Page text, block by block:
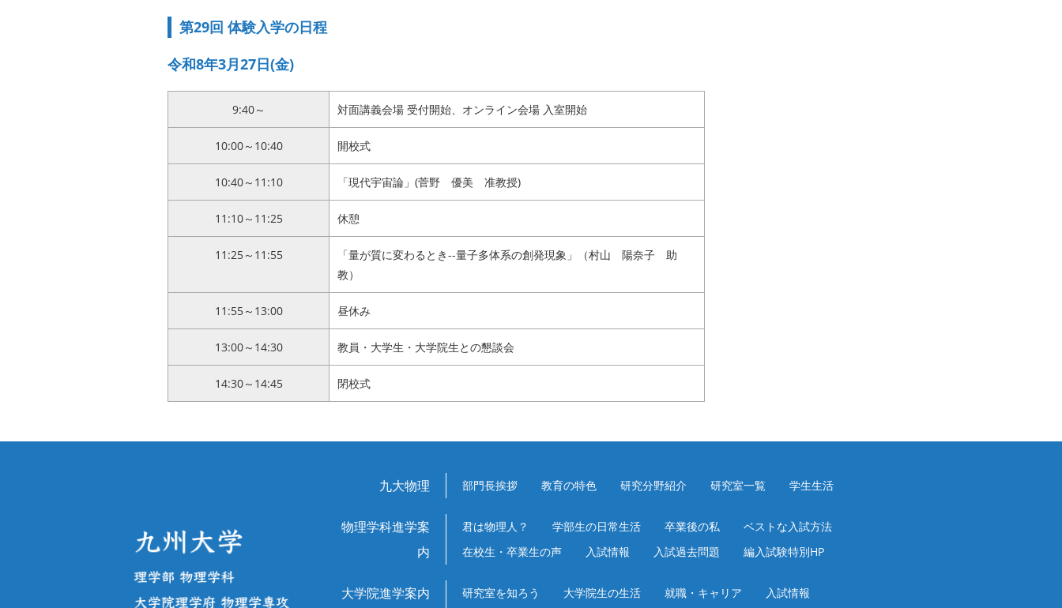
第29回 体験入学の日程
令和8年3月27日(金)
9:40～ 対面講義会場 受付開始、オンライン会場 入室開始
10:00～10:40 開校式
10:40～11:10 「現代宇宙論」(菅野 優美 准教授)
11:10～11:25 休憩
11:25～11:55
「量が質に変わるとき--量子多体系の創発現象」（村山 陽奈子 助
教）
11:55～13:00 昼休み
13:00～14:30 教員・大学生・大学院生との懇談会
14:30～14:45 閉校式
九大物理 部門長挨拶 教育の特色 研究分野紹介 研究室一覧 学生生活
物理学科進学案
内
君は物理人？ 学部生の日常生活 卒業後の私
ベストな入試方法
在校生・卒業生の声
入試情報 入試過去問題 編入試験特別HP
大学院進学案内 研究室を知ろう 大学院生の生活 就職・キャリア 入試情報